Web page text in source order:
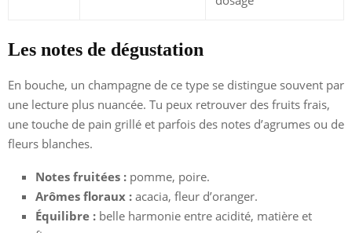
Les notes de dégustation
En bouche, un champagne de ce type se distingue souvent par
une lecture plus nuancée. Tu peux retrouver des fruits frais,
une touche de pain grillé et parfois des notes d’agrumes ou de
fleurs blanches.
Notes fruitées : pomme, poire.
Arômes floraux : acacia, fleur d’oranger.
Équilibre : belle harmonie entre acidité, matière et